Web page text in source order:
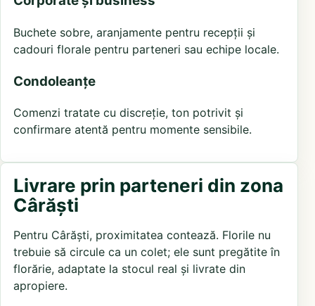
Buchete sobre, aranjamente pentru recepții și
cadouri florale pentru parteneri sau echipe locale.
Condoleanțe
Comenzi tratate cu discreție, ton potrivit și
confirmare atentă pentru momente sensibile.
Livrare prin parteneri din zona
Cârăști
Pentru Cârăști, proximitatea contează. Florile nu
trebuie să circule ca un colet; ele sunt pregătite în
florărie, adaptate la stocul real și livrate din
apropiere.